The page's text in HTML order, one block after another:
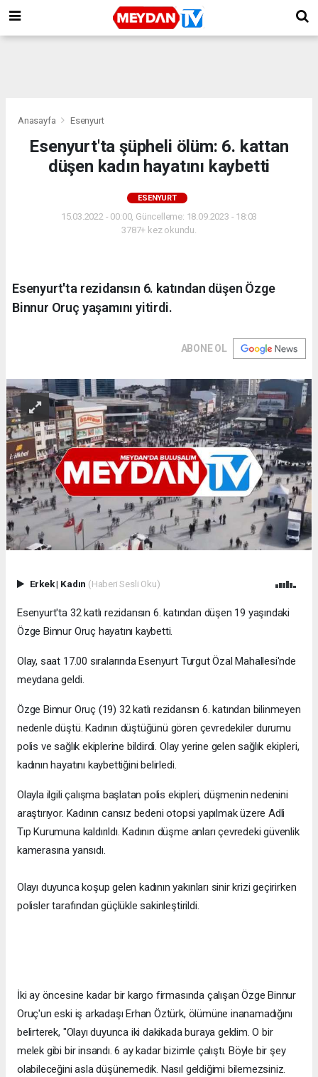
Anasayfa Esenyurt
Esenyurt'ta şüpheli ölüm: 6. kattan
düşen kadın hayatını kaybetti
ESENYURT
15.03.2022 - 00:00, Güncelleme: 18.09.2023 - 18:03
3787+ kez okundu.
Esenyurt'ta rezidansın 6. katından düşen Özge
Binnur Oruç yaşamını yitirdi.
ABONE OL
Erkek| Kadın (Haberi Sesli Oku)
Esenyurt'ta 32 katlı rezidansın 6. katından düşen 19 yaşındaki
Özge Binnur Oruç hayatını kaybetti.
Olay, saat 17.00 sıralarında Esenyurt Turgut Özal Mahallesi'nde
meydana geldi.
Özge Binnur Oruç (19) 32 katlı rezidansın 6. katından bilinmeyen
nedenle düştü. Kadının düştüğünü gören çevredekiler durumu
polis ve sağlık ekiplerine bildirdi. Olay yerine gelen sağlık ekipleri,
kadının hayatını kaybettiğini belirledi.
Olayla ilgili çalışma başlatan polis ekipleri, düşmenin nedenini
araştırıyor. Kadının cansız bedeni otopsi yapılmak üzere Adli
Tıp Kurumuna kaldırıldı. Kadının düşme anları çevredeki güvenlik
kamerasına yansıdı.
Olayı duyunca koşup gelen kadının yakınları sinir krizi geçirirken
polisler tarafından güçlükle sakinleştirildi.
İki ay öncesine kadar bir kargo firmasında çalışan Özge Binnur
Oruç'un eski iş arkadaşı Erhan Öztürk, ölümüne inanamadığını
belirterek, "Olayı duyunca iki dakikada buraya geldim. O bir
melek gibi bir insandı. 6 ay kadar bizimle çalıştı. Böyle bir şey
olabileceğini asla düşünemedik. Nasıl geldiğimi bilemezsiniz.